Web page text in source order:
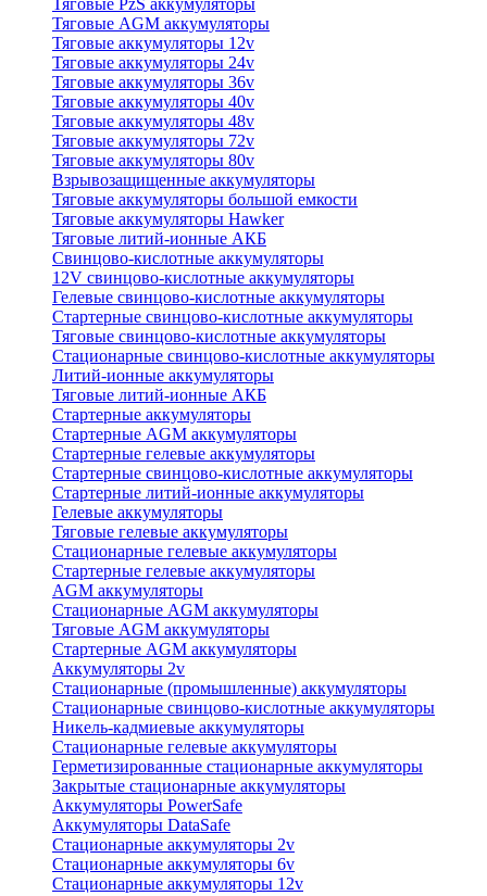
Тяговые PzS аккумуляторы
Тяговые AGM аккумуляторы
Тяговые аккумуляторы 12v
Тяговые аккумуляторы 24v
Тяговые аккумуляторы 36v
Тяговые аккумуляторы 40v
Тяговые аккумуляторы 48v
Тяговые аккумуляторы 72v
Тяговые аккумуляторы 80v
Взрывозащищенные аккумуляторы
Тяговые аккумуляторы большой емкости
Тяговые аккумуляторы Hawker
Тяговые литий-ионные АКБ
Свинцово-кислотные аккумуляторы
12V свинцово-кислотные аккумуляторы
Гелевые свинцово-кислотные аккумуляторы
Стартерные свинцово-кислотные аккумуляторы
Тяговые свинцово-кислотные аккумуляторы
Стационарные свинцово-кислотные аккумуляторы
Литий-ионные аккумуляторы
Тяговые литий-ионные АКБ
Стартерные аккумуляторы
Стартерные AGM аккумуляторы
Стартерные гелевые аккумуляторы
Стартерные свинцово-кислотные аккумуляторы
Стартерные литий-ионные аккумуляторы
Гелевые аккумуляторы
Тяговые гелевые аккумуляторы
Стационарные гелевые аккумуляторы
Стартерные гелевые аккумуляторы
AGM аккумуляторы
Стационарные AGM аккумуляторы
Тяговые AGM аккумуляторы
Стартерные AGM аккумуляторы
Аккумуляторы 2v
Стационарные (промышленные) аккумуляторы
Стационарные свинцово-кислотные аккумуляторы
Никель-кадмиевые аккумуляторы
Стационарные гелевые аккумуляторы
Герметизированные стационарные аккумуляторы
Закрытые стационарные аккумуляторы
Аккумуляторы PowerSafe
Аккумуляторы DataSafe
Стационарные аккумуляторы 2v
Стационарные аккумуляторы 6v
Стационарные аккумуляторы 12v